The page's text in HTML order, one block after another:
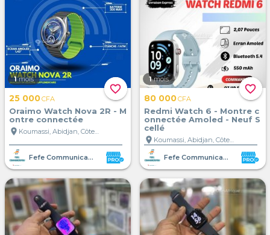
favorite_border
1 mois
25 000CFA
Oraimo Watch Nova 2R - M
ontre connectée
location_on
Koumassi, Abidjan, Côte d'Ivoire
Fefe Communication
favorite_border
1 mois
80 000CFA
Redmi Watch 6 - Montre c
onnectée Amoled - Neuf S
cellé
location_on
Koumassi, Abidjan, Côte d'Ivoire
Fefe Communication